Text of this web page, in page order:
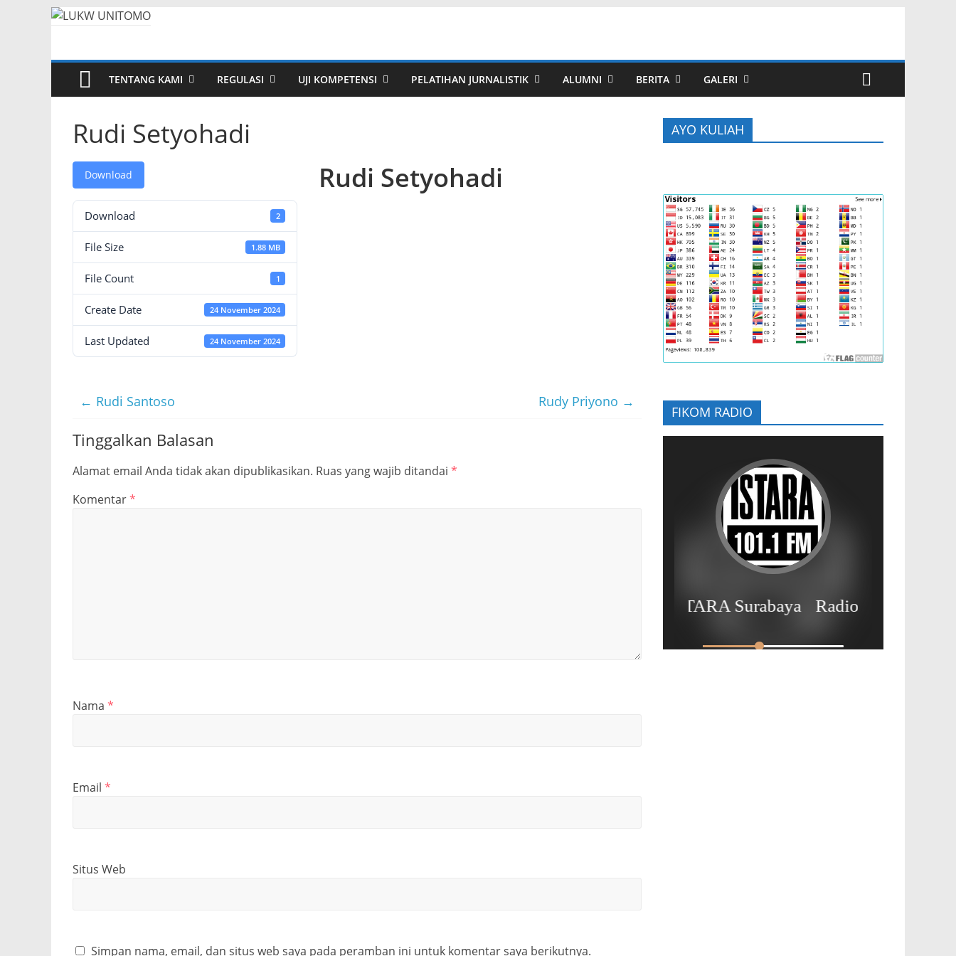
TENTANG KAMI REGULASI UJI KOMPETENSI PELATIHAN JURNALISTIK ALUMNI BERITA GALERI
Rudi Setyohadi
Download
Download 2
File Size 1.88 MB
File Count 1
Create Date 24 November 2024
Last Updated 24 November 2024
Rudi Setyohadi
← Rudi Santoso Rudy Priyono →
Tinggalkan Balasan
Alamat email Anda tidak akan dipublikasikan. Ruas yang wajib ditandai *
Komentar*
Nama *
Email *
Situs Web
Simpan nama, email, dan situs web saya pada peramban ini untuk komentar saya berikutnya.
AYO KULIAH
FIKOM RADIO